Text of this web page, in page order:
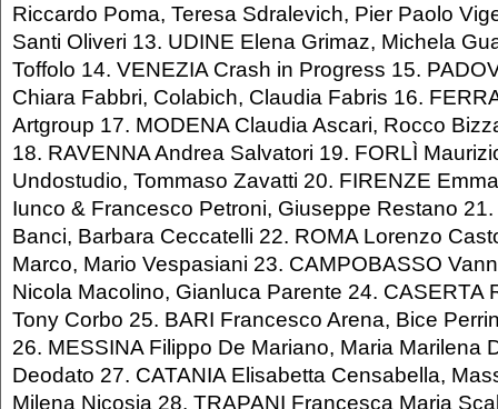
Riccardo Poma, Teresa Sdralevich, Pier Paolo
Santi Oliveri 13. UDINE Elena Grimaz, Michela
Toffolo 14. VENEZIA Crash in Progress 15.
Chiara Fabbri, Colabich, Claudia Fabris 16.
Artgroup 17. MODENA Claudia Ascari, Rocco
18. RAVENNA Andrea Salvatori 19. FORLÌ
Undostudio, Tommaso Zavatti 20. FIRENZE
Iunco & Francesco Petroni, Giuseppe Restano
Banci, Barbara Ceccatelli 22. ROMA Lorenzo
Marco, Mario Vespasiani 23. CAMPOBASSO
Nicola Macolino, Gianluca Parente 24. CASERTA
Tony Corbo 25. BARI Francesco Arena, Bice
26. MESSINA Filippo De Mariano, Maria Marilena
Deodato 27. CATANIA Elisabetta Censabella,
Milena Nicosia 28. TRAPANI Francesca Maria